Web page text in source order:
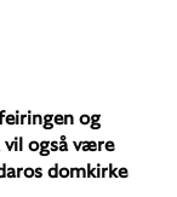
og
også være
domkirke